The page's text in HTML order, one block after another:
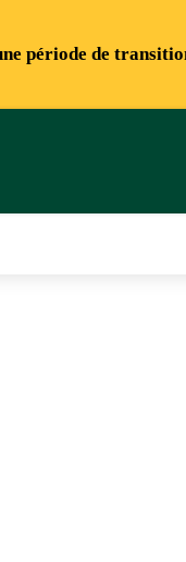
période de